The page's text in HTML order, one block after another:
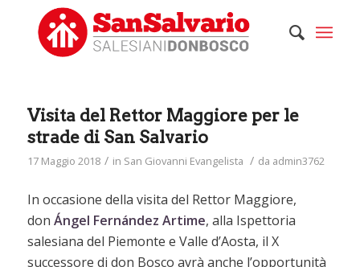
Visita del Rettor Maggiore per le
strade di San Salvario
17 Maggio 2018 / in San Giovanni Evangelista / da admin3762
In occasione della visita del Rettor Maggiore,
don Ángel Fernández Artime, alla Ispettoria
salesiana del Piemonte e Valle d’Aosta, il X
successore di don Bosco avrà anche l’opportunità